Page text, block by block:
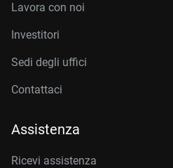
Lavora con noi
Investitori
Sedi degli uffici
Contattaci
Assistenza
Ricevi assistenza